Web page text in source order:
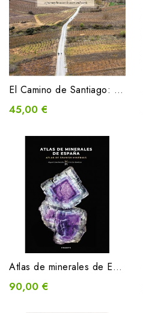
El Camino de Santiago: Un viaje entre el cielo y la tierra. A journey between heaven and earth
45,00 €
Atlas de minerales de España
90,00 €